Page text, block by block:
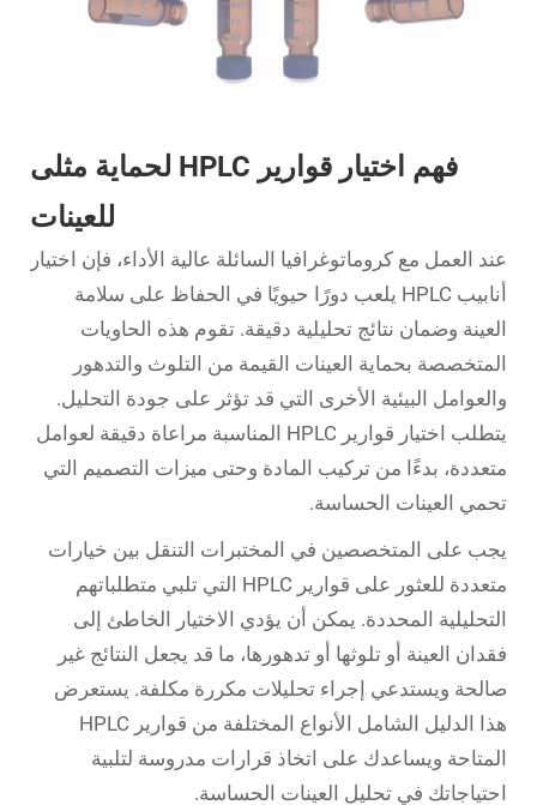
فهم اختيار قوارير HPLC لحماية مثلى
للعينات
عند العمل مع كروماتوغرافيا السائلة عالية الأداء، فإن اختيار
أنابيب HPLC
يلعب دورًا حيويًا في الحفاظ على سلامة
العينة وضمان نتائج تحليلية دقيقة. تقوم هذه الحاويات
المتخصصة بحماية العينات القيمة من التلوث والتدهور
والعوامل البيئية الأخرى التي قد تؤثر على جودة التحليل.
يتطلب اختيار قوارير HPLC المناسبة مراعاة دقيقة لعوامل
متعددة، بدءًا من تركيب المادة وحتى ميزات التصميم التي
تحمي العينات الحساسة.
يجب على المتخصصين في المختبرات التنقل بين خيارات
متعددة للعثور على قوارير HPLC التي تلبي متطلباتهم
التحليلية المحددة. يمكن أن يؤدي الاختيار الخاطئ إلى
فقدان العينة أو تلوثها أو تدهورها، ما قد يجعل النتائج غير
صالحة ويستدعي إجراء تحليلات مكررة مكلفة. يستعرض
هذا الدليل الشامل الأنواع المختلفة من قوارير HPLC
المتاحة ويساعدك على اتخاذ قرارات مدروسة لتلبية
احتياجاتك في تحليل العينات الحساسة.